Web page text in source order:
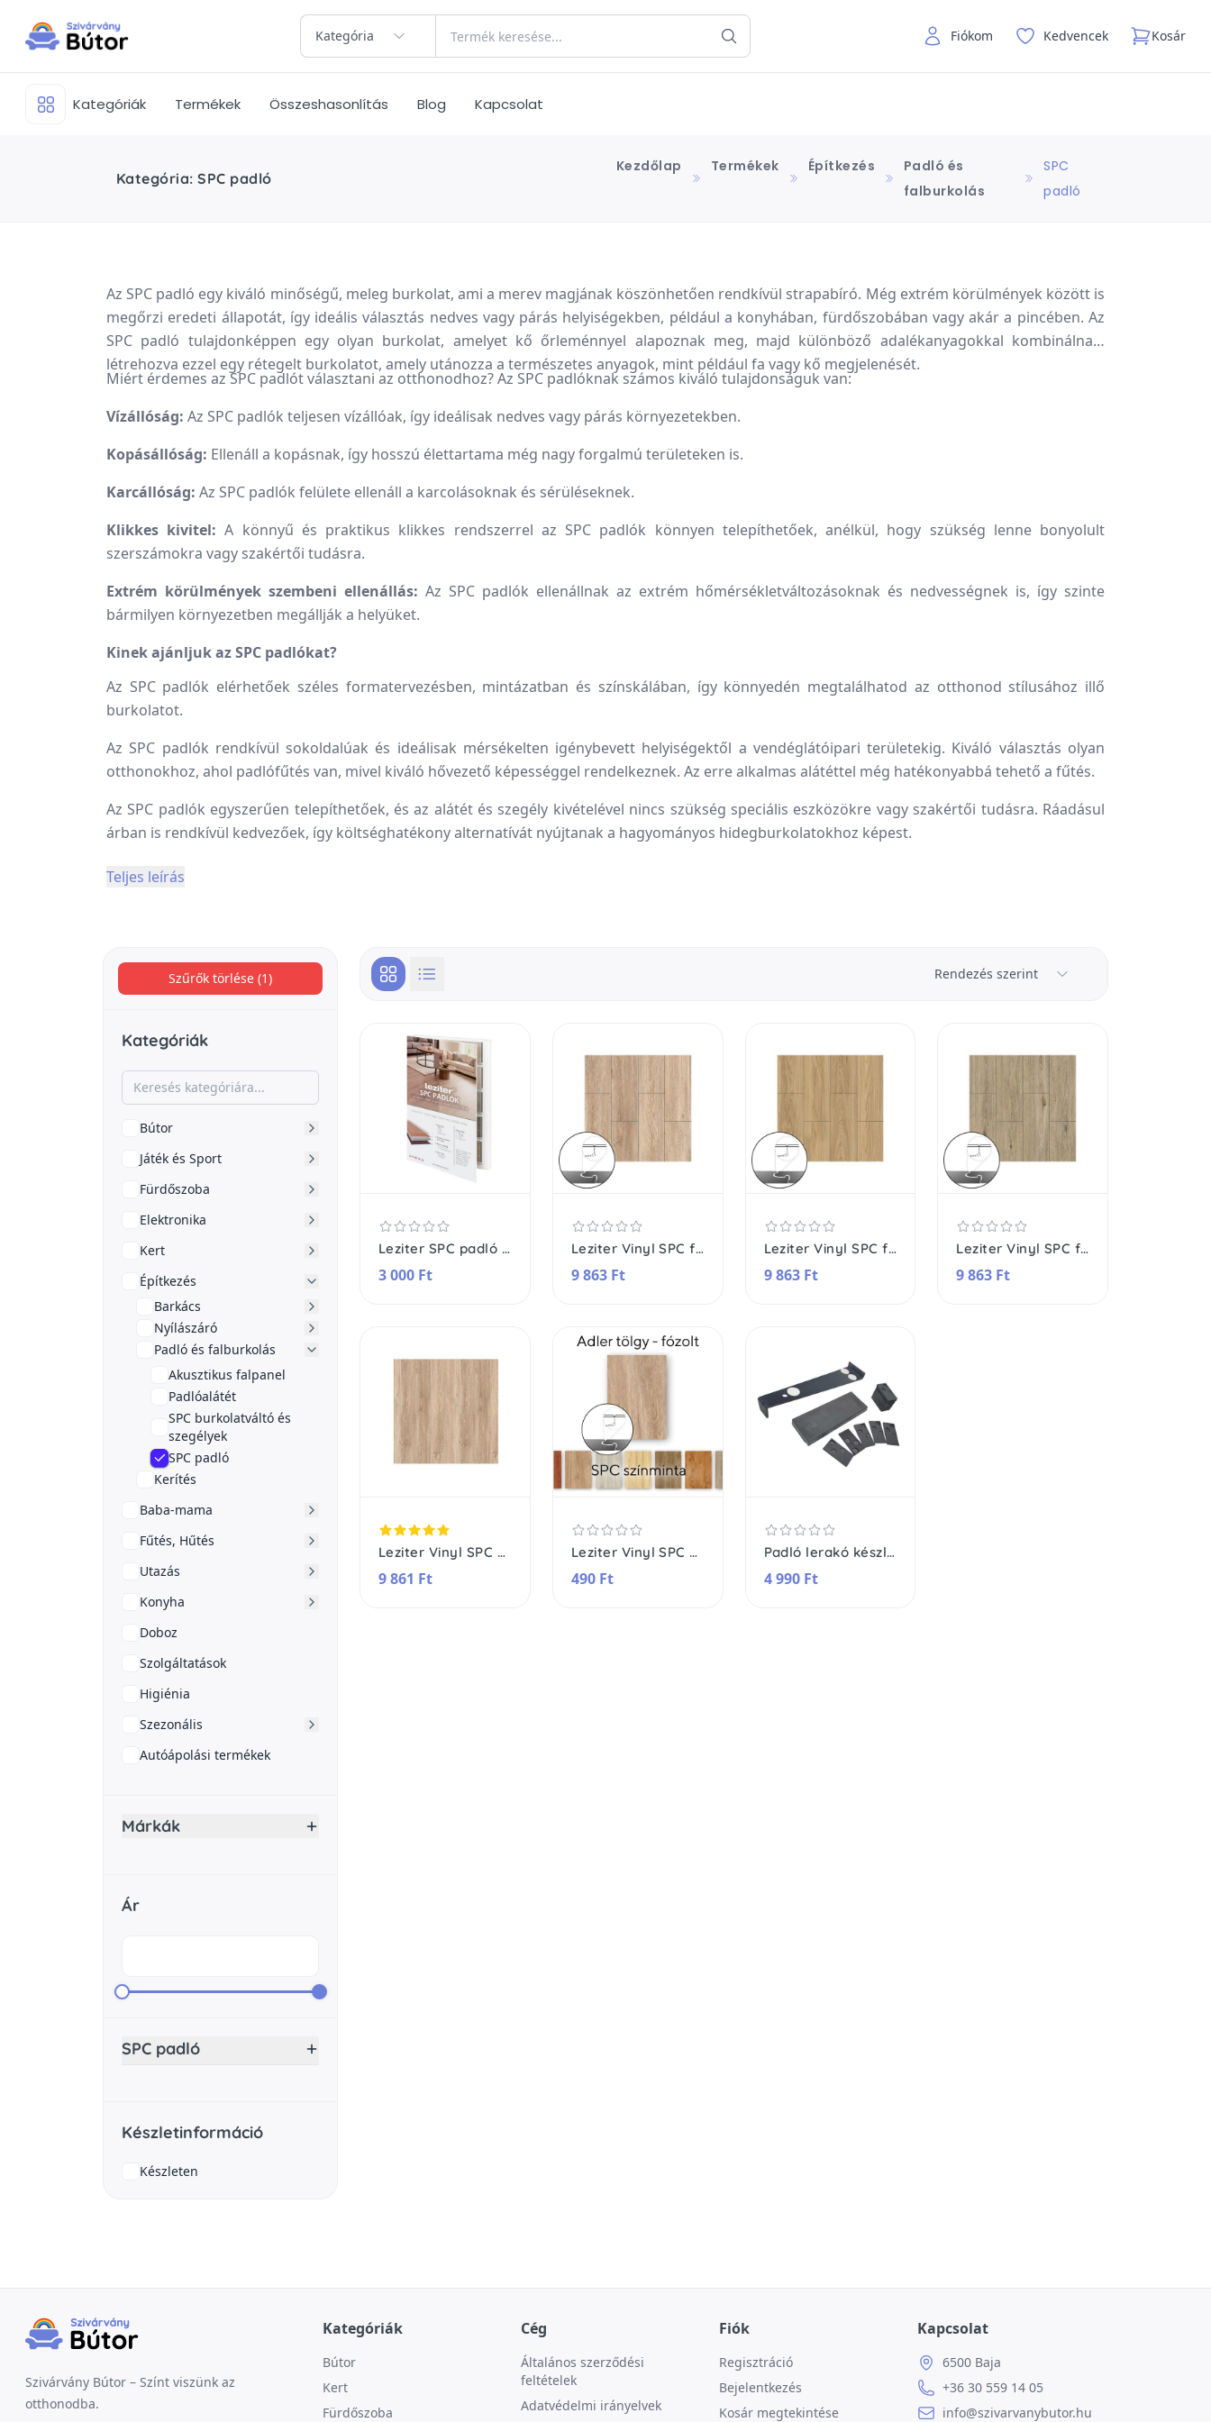
Kategória Fiókom Kedvencek Kosár
Kategóriák Termékek Összeshasonlítás Blog Kapcsolat
Kategória: SPC padló
Kezdőlap Termékek Építkezés
Padló és
falburkolás
SPC
padló
Az SPC padló egy kiváló minőségű, meleg burkolat, ami a merev magjának köszönhetően rendkívül strapabíró. Még extrém körülmények között is
megőrzi eredeti állapotát, így ideális választás nedves vagy párás helyiségekben, például a konyhában, fürdőszobában vagy akár a pincében. Az
SPC padló tulajdonképpen egy olyan burkolat, amelyet kő őrleménnyel alapoznak meg, majd különböző adalékanyagokkal kombinálnak,
létrehozva ezzel egy rétegelt burkolatot, amely utánozza a természetes anyagok, mint például fa vagy kő megjelenését.
Miért érdemes az SPC padlót választani az otthonodhoz? Az SPC padlóknak számos kiváló tulajdonságuk van:
Vízállóság: Az SPC padlók teljesen vízállóak, így ideálisak nedves vagy párás környezetekben.
Kopásállóság: Ellenáll a kopásnak, így hosszú élettartama még nagy forgalmú területeken is.
Karcállóság: Az SPC padlók felülete ellenáll a karcolásoknak és sérüléseknek.
Klikkes kivitel: A könnyű és praktikus klikkes rendszerrel az SPC padlók könnyen telepíthetőek, anélkül, hogy szükség lenne bonyolult
szerszámokra vagy szakértői tudásra.
Extrém körülmények szembeni ellenállás: Az SPC padlók ellenállnak az extrém hőmérsékletváltozásoknak és nedvességnek is, így szinte
bármilyen környezetben megállják a helyüket.
Kinek ajánljuk az SPC padlókat?
Az SPC padlók elérhetőek széles formatervezésben, mintázatban és színskálában, így könnyedén megtalálhatod az otthonod stílusához illő
burkolatot.
Az SPC padlók rendkívül sokoldalúak és ideálisak mérsékelten igénybevett helyiségektől a vendéglátóipari területekig. Kiváló választás olyan
otthonokhoz, ahol padlófűtés van, mivel kiváló hővezető képességgel rendelkeznek. Az erre alkalmas alátéttel még hatékonyabbá tehető a fűtés.
Az SPC padlók egyszerűen telepíthetőek, és az alátét és szegély kivételével nincs szükség speciális eszközökre vagy szakértői tudásra. Ráadásul
árban is rendkívül kedvezőek, így költséghatékony alternatívát nyújtanak a hagyományos hidegburkolatokhoz képest.
Teljes leírás
Szűrők törlése (1)
Kategóriák
Bútor
Játék és Sport
Fürdőszoba
Elektronika
Kert
Építkezés
Barkács
Nyílászáró
Padló és falburkolás
Akusztikus falpanel
Padlóalátét
SPC burkolatváltó és
szegélyek
SPC padló
Kerítés
Baba-mama
Fűtés, Hűtés
Utazás
Konyha
Doboz
Szolgáltatások
Higiénia
Szezonális
Autóápolási termékek
Márkák
Ár
SPC padló
Készletinformáció
Készleten
Rendezés szerint
Leziter SPC padló színminta katalógus
3 000 Ft
Leziter Vinyl SPC fózolt padló
9 863 Ft
Leziter Vinyl SPC fózolt padló
9 863 Ft
Leziter Vinyl SPC fózolt padló
9 863 Ft
Leziter Vinyl SPC padló
9 861 Ft
Leziter Vinyl SPC padló minta/db
490 Ft
Padló lerakó készlet
4 990 Ft
Szivárvány Bútor – Színt viszünk az
otthonodba.
Kategóriák
Bútor
Kert
Fürdőszoba
Cég
Általános szerződési
feltételek
Adatvédelmi irányelvek
Fiók
Regisztráció
Bejelentkezés
Kosár megtekintése
Kapcsolat
6500 Baja
+36 30 559 14 05
info@szivarvanybutor.hu